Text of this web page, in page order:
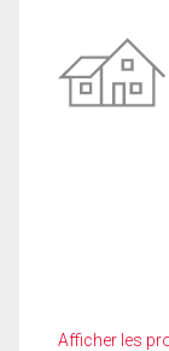
Afficher les